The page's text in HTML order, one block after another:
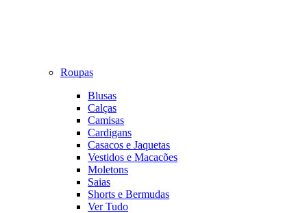
Roupas
Blusas
Calças
Camisas
Cardigans
Casacos e Jaquetas
Vestidos e Macacões
Moletons
Saias
Shorts e Bermudas
Ver Tudo